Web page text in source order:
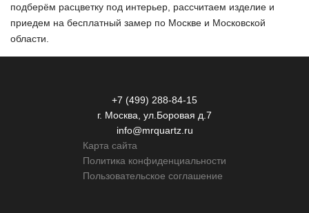
подберём расцветку под интерьер, рассчитаем изделие и
приедем на бесплатный замер по Москве и Московской
области.
+7 (499) 288-84-15
г. Москва, ул.Боровая д.7
info@mrquartz.ru
Карта сайта
Политика конфиденциальности
Пользовательское соглашение